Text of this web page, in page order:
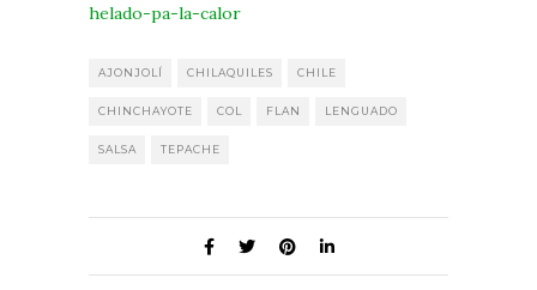
helado-pa-la-calor
AJONJOLÍ CHILAQUILES CHILE
CHINCHAYOTE COL FLAN LENGUADO
SALSA TEPACHE